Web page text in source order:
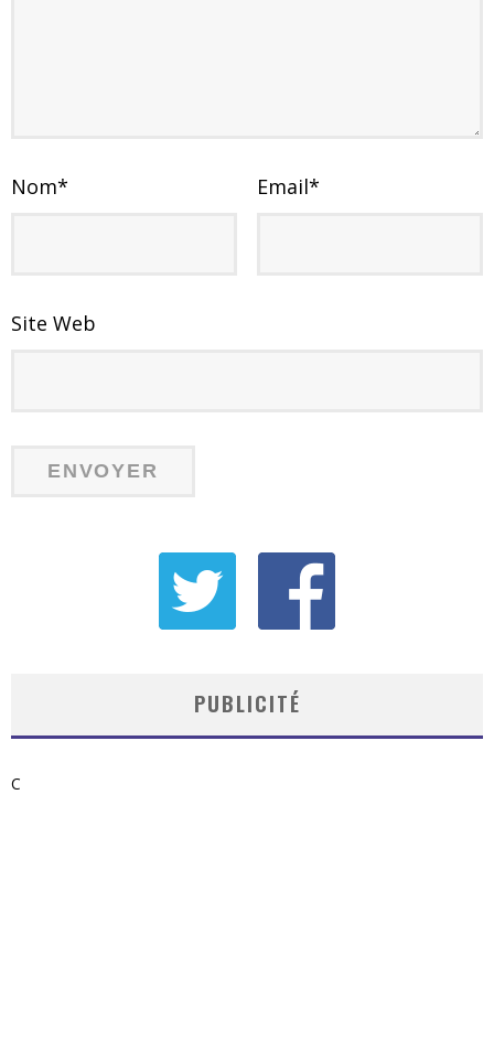
Nom* Email*
Site Web
PUBLICITÉ
C